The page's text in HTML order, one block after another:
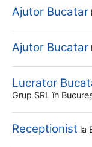
Ajutor Bucatar
Ajutor Bucatar
Lucrator
Grup SRL în
Receptionist la